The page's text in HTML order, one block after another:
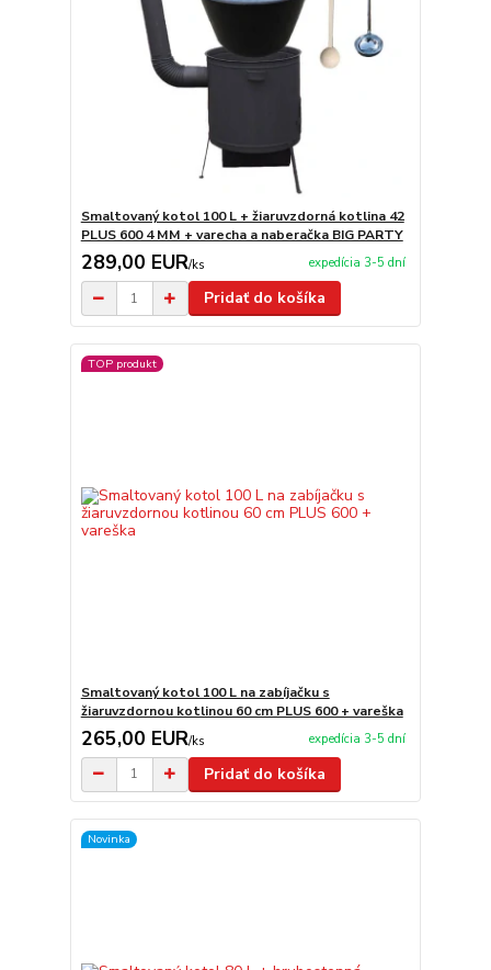
Smaltovaný kotol 100 L + žiaruvzdorná kotlina 42
PLUS 600 4 MM + varecha a naberačka BIG PARTY
289,00 EUR/ks expedícia 3-5 dní
Pridať do košíka
TOP produkt
Smaltovaný kotol 100 L na zabíjačku s
žiaruvzdornou kotlinou 60 cm PLUS 600 + vareška
265,00 EUR/ks expedícia 3-5 dní
Pridať do košíka
Novinka